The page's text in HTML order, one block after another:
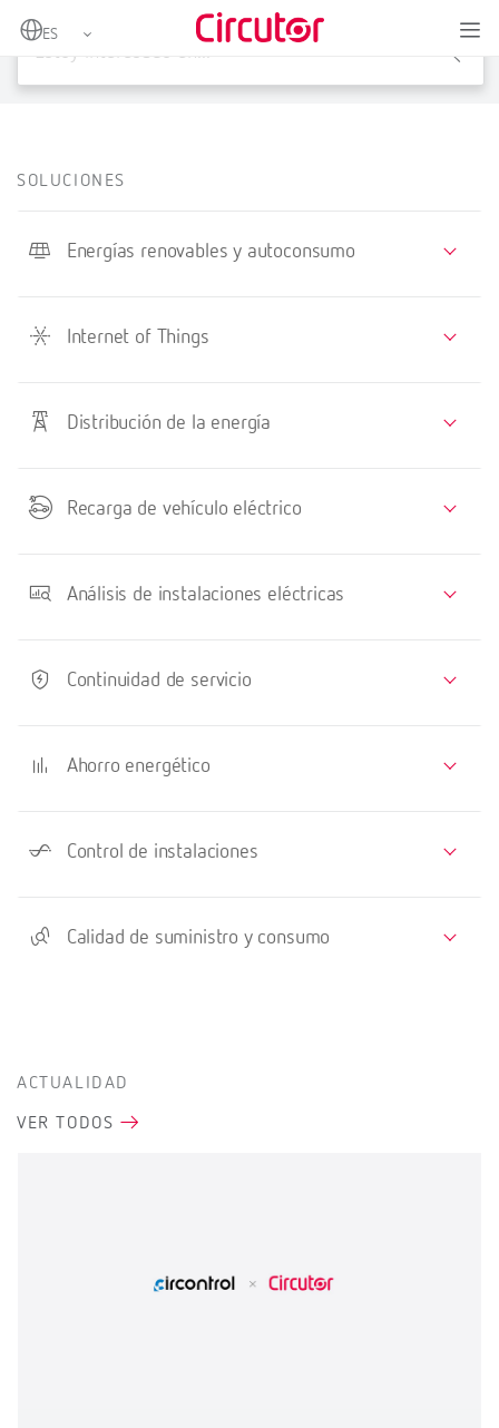
SOLUCIONES
Energías renovables y autoconsumo
Internet of Things
Distribución de la energía
Recarga de vehículo eléctrico
Análisis de instalaciones eléctricas
Continuidad de servicio
Ahorro energético
Control de instalaciones
Calidad de suministro y consumo
ACTUALIDAD
VER TODOS